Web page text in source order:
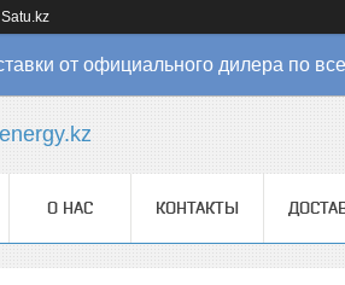
от официального дилера по
О НАС КОНТАКТЫ